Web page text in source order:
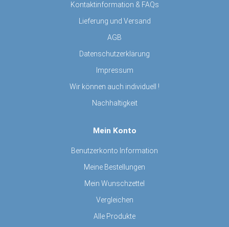
Kontaktinformation & FAQs
Lieferung und Versand
AGB
Datenschutzerklärung
Impressum
Wir können auch individuell !
Nachhaltigkeit
Mein Konto
Benutzerkonto Information
Meine Bestellungen
Mein Wunschzettel
Vergleichen
Alle Produkte